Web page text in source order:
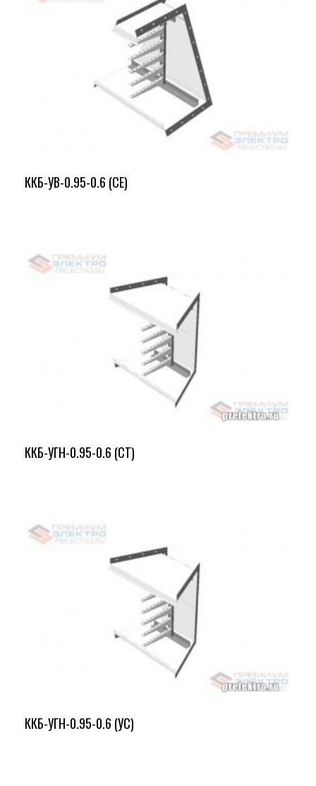
ККБ-УВ-0.95-0.6 (СЕ)
ККБ-УГН-0.95-0.6 (СТ)
ККБ-УГН-0.95-0.6 (УС)